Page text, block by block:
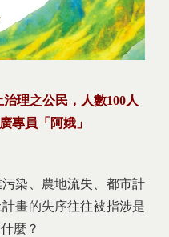
理之公民，人數100人
專員「阿娥」
染、農地流失、都市計
畫的失序往往被指涉是
麼？